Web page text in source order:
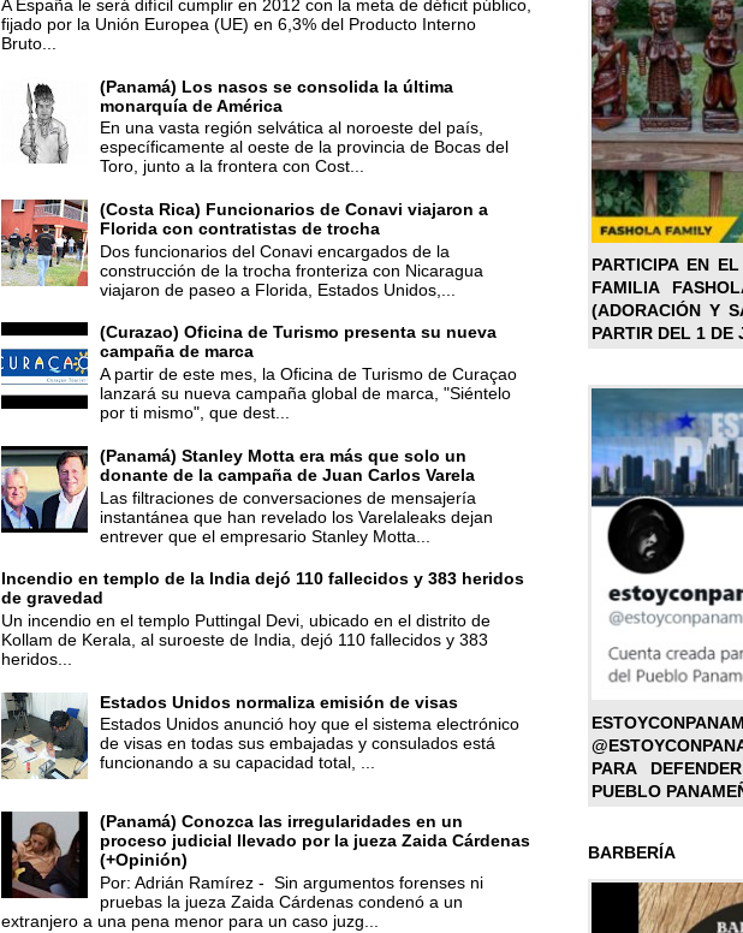
A España le será difícil cumplir en 2012 con la meta de déficit público,
fijado por la Unión Europea (UE) en 6,3% del Producto Interno
Bruto...
(Panamá) Los nasos se consolida la última
monarquía de América
En una vasta región selvática al noroeste del país,
específicamente al oeste de la provincia de Bocas del
Toro, junto a la frontera con Cost...
(Costa Rica) Funcionarios de Conavi viajaron a
Florida con contratistas de trocha
Dos funcionarios del Conavi encargados de la
construcción de la trocha fronteriza con Nicaragua
viajaron de paseo a Florida, Estados Unidos,...
(Curazao) Oficina de Turismo presenta su nueva
campaña de marca
A partir de este mes, la Oficina de Turismo de Curaçao
lanzará su nueva campaña global de marca, "Siéntelo
por ti mismo", que dest...
(Panamá) Stanley Motta era más que solo un
donante de la campaña de Juan Carlos Varela
Las filtraciones de conversaciones de mensajería
instantánea que han revelado los Varelaleaks dejan
entrever que el empresario Stanley Motta...
Incendio en templo de la India dejó 110 fallecidos y 383 heridos
de gravedad
Un incendio en el templo Puttingal Devi, ubicado en el distrito de
Kollam de Kerala, al suroeste de India, dejó 110 fallecidos y 383
heridos...
Estados Unidos normaliza emisión de visas
Estados Unidos anunció hoy que el sistema electrónico
de visas en todas sus embajadas y consulados está
funcionando a su capacidad total, ...
(Panamá) Conozca las irregularidades en un
proceso judicial llevado por la jueza Zaida Cárdenas
(+Opinión)
Por: Adrián Ramírez - Sin argumentos forenses ni
pruebas la jueza Zaida Cárdenas condenó a un
extranjero a una pena menor para un caso juzg...
PARTICIPA EN
FAMILIA
(ADORACIÓN Y
PARTIR DEL 1 DE
PARA
PUEBLO
BARBERÍA